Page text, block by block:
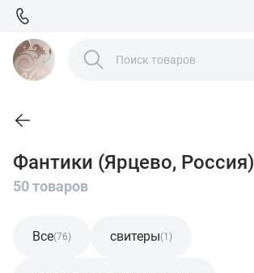
Фантики (Ярцево, Россия)
50 товаров
Все(76) свитеры(1)